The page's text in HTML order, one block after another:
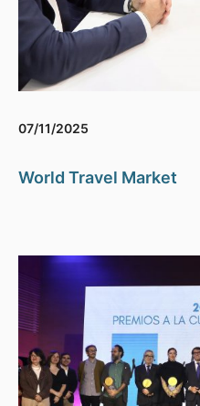
07/11/2025
World Travel Market